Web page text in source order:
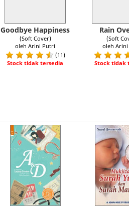
Goodbye Happiness
(Soft Cover)
oleh Arini Putri
(11)
Stock tidak tersedia
Rain
(Soft
oleh
Stock tidak